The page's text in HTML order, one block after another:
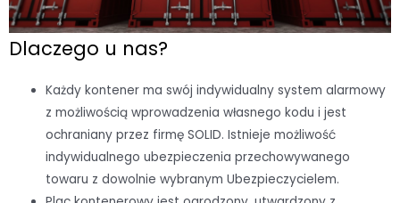
Dlaczego u nas?
Każdy kontener ma swój indywidualny system alarmowy
z możliwością wprowadzenia własnego kodu i jest
ochraniany przez firmę SOLID. Istnieje możliwość
indywidualnego ubezpieczenia przechowywanego
towaru z dowolnie wybranym Ubezpieczycielem.